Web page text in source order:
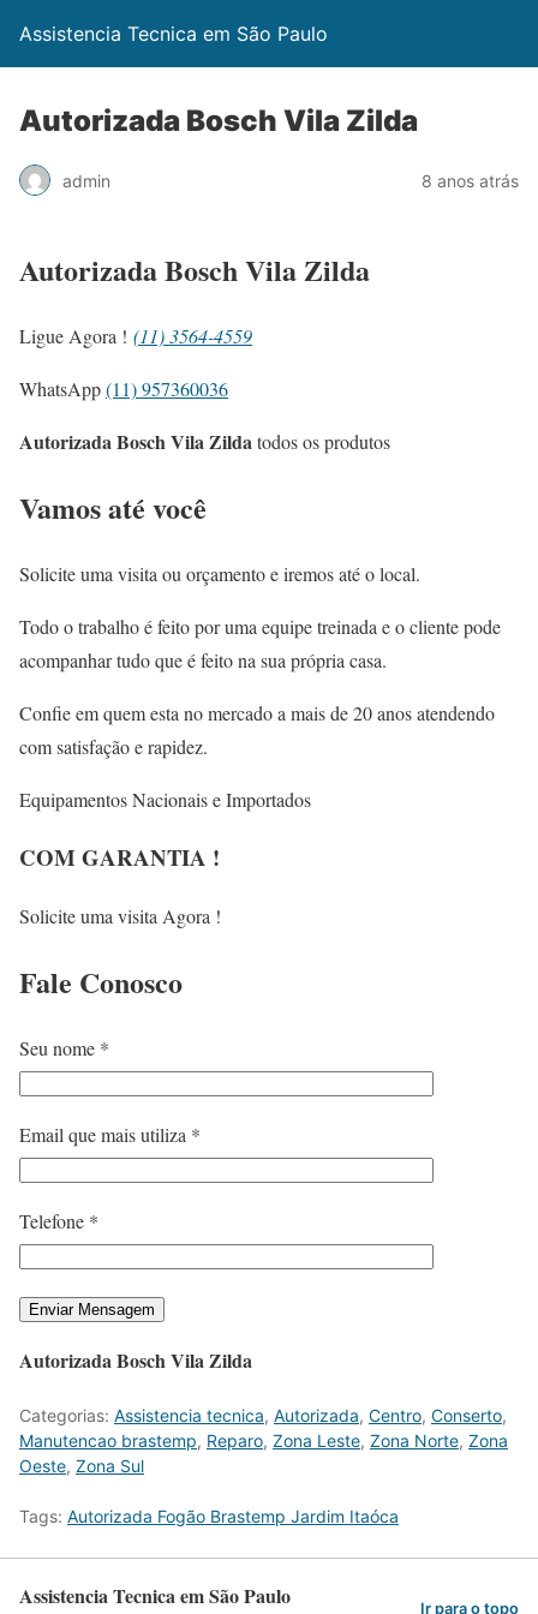
Assistencia Tecnica em São Paulo
Autorizada Bosch Vila Zilda
admin 8 anos atrás
Autorizada Bosch Vila Zilda
Ligue Agora ! (11) 3564-4559
WhatsApp(11) 957360036
Autorizada Bosch Vila Zildatodos os produtos
Vamos até você
Solicite uma visita ou orçamento e iremos até o local.
Todo o trabalho é feito por uma equipe treinada e o cliente pode
acompanhar tudo que é feito na sua própria casa.
Confie em quem esta no mercado a mais de 20 anos atendendo
com satisfação e rapidez.
Equipamentos Nacionais e Importados
COM GARANTIA !
Solicite uma visita Agora !
Fale Conosco
Seu nome *
Email que mais utiliza *
Telefone *
Autorizada Bosch Vila Zilda
Categorias: Assistencia tecnica, Autorizada, Centro, Conserto,
Manutencao brastemp, Reparo, Zona Leste, Zona Norte, Zona
Oeste, Zona Sul
Tags: Autorizada Fogão Brastemp Jardim Itaóca
Assistencia Tecnica em São Paulo Ir para o topo